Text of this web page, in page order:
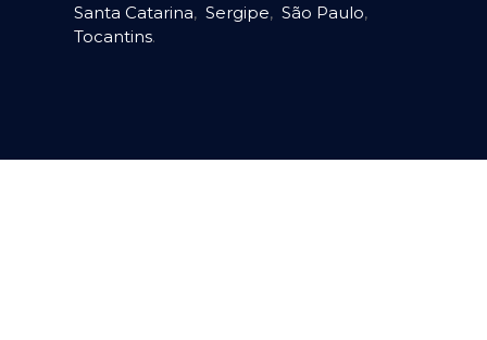
Santa Catarina, Sergipe, São Paulo,
Tocantins.